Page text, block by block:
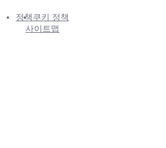
정책 쿠키 정책
사이트맵